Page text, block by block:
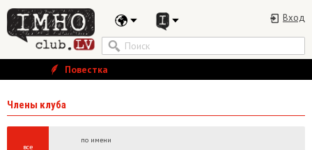
Вход
Повестка
Члены клуба
все
по имени